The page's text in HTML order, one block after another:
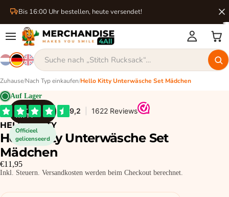
Bis 16:00 Uhr bestellen, heute versendet!
Zuhause/Nach Typ einkaufen/Hello Kitty Unterwäsche Set Mädchen
HELLO
KITTY
Officieel
gelicenseerd
Auf Lager
HELLO KITTY
Hello Kitty Unterwäsche Set
Mädchen
€11,95
Inkl. Steuern. Versandkosten werden beim Checkout berechnet.